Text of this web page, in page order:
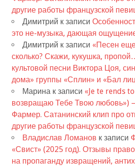
другие работы французской
Димитрий к записи
это не-музыка, дающая
Димитрий к записи «Песен
сколько? Скажи, кукушка,
культовой песни Виктора Цоя,
дома» группы «Сплин» и «Бал
Марина к записи «Je te rends
возвращаю Тебе Твою любовь»)
Фармер. Сатанинский клип про
другие работы французской
Владислав Ломанов к записи
«Свист» (2025 год). Отзывы
на пропаганду извращений,